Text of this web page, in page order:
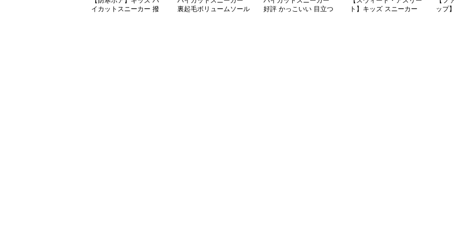
イカットスニーカー 撥
裏起毛ボリュームソール
好評 かっこいい 目立つ
ト】キッズ スニーカー
ップ